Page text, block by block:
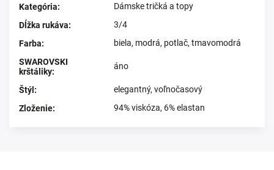
Kategória:
Dámske tričká a topy
Dĺžka rukáva:
3/4
Farba: biela, modrá, potlač, tmavomodrá
SWAROVSKI
krštáliky:
áno
Štýl : elegantný, voľnočasový
Zloženie: 94% viskóza, 6% elastan